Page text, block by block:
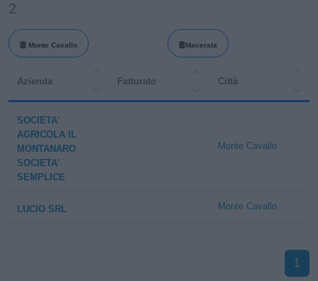
2
Monte Cavallo Macerata
Azienda Fatturato Città
SOCIETA'
AGRICOLA IL
MONTANARO
SOCIETA'
SEMPLICE
Monte Cavallo
LUCIO SRL Monte Cavallo
1